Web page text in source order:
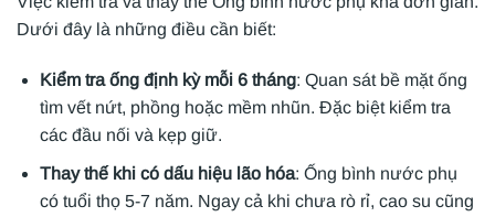
Dưới đây là những điều cần biết:
Kiểm tra ống định kỳ mỗi 6 tháng: Quan sát bề mặt ống
tìm vết nứt, phồng hoặc mềm nhũn. Đặc biệt kiểm tra
các đầu nối và kẹp giữ.
Thay thế khi có dấu hiệu lão hóa: Ống bình nước phụ
có tuổi thọ 5-7 năm. Ngay cả khi chưa rò rỉ, cao su cũng